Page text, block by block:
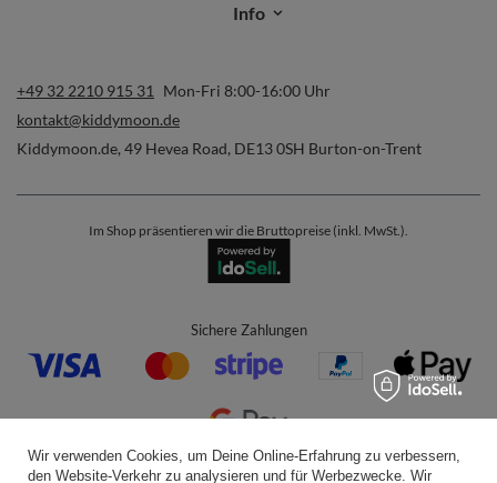
Info
+49 32 2210 915 31
Mon-Fri 8:00-16:00 Uhr
kontakt@kiddymoon.de
Kiddymoon.de, 49 Hevea Road, DE13 0SH Burton-on-Trent
Im Shop präsentieren wir die Bruttopreise (inkl. MwSt.).
Sichere Zahlungen
Wir verwenden Cookies, um Deine Online-Erfahrung zu verbessern,
den Website-Verkehr zu analysieren und für Werbezwecke. Wir